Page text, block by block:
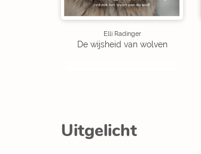
Elli Radinger
De wijsheid van wolven
Uitgelicht